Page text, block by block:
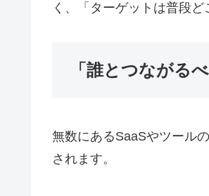
く、「ターゲットは普段ど
「誰とつながる
無数にあるSaaSやツール
されます。